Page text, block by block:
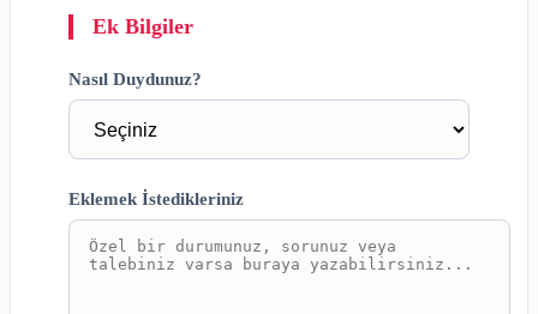
Ek Bilgiler
Nasıl Duydunuz?
Eklemek İstedikleriniz